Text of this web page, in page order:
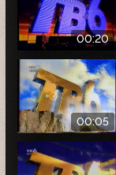
00:20
00:05